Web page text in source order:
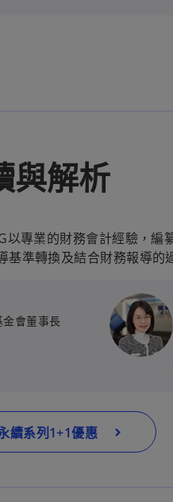
與解析
專業的財務會計經驗，編
準轉換及結合財務報導的
會董事長
續系列1+1優惠